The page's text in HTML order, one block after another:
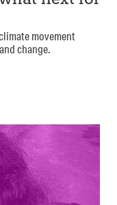
movement
change.